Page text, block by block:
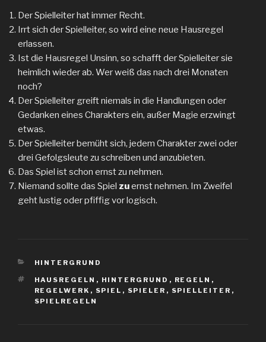
Der Spielleiter hat immer Recht.
Irrt sich der Spielleiter, so wird eine neue Hausregel
erlassen.
Ist die Hausregel Unsinn, so schafft der Spielleiter sie
heimlich wieder ab. Wer weiß das nach drei Monaten
noch?
Der Spielleiter greift niemals in die Handlungen oder
Gedanken eines Charakters ein, außer Magie erzwingt
etwas.
Der Spielleiter bemüht sich, jedem Charakter zwei oder
drei Gefolgsleute zu schreiben und anzubieten.
Das Spiel ist schon ernst zu nehmen.
Niemand sollte das Spiel zuernst nehmen. Im Zweifel
geht lustig oder pfiffig vor logisch.
KATEGORIEN
HINTERGRUND
SCHLAGWÖRTER
HAUSREGELN , HINTERGRUND , REGELN ,
REGELWERK , SPIEL , SPIELER , SPIELLEITER ,
SPIELREGELN